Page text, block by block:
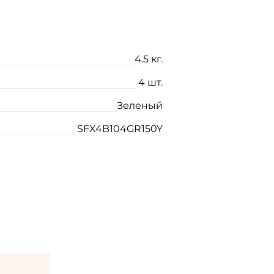
4.5 кг.
4 шт.
Зеленый
SFX4B104GR150Y